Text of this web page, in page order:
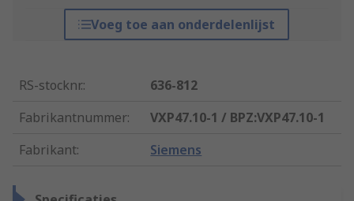
Voeg toe aan onderdelenlijst
RS-stocknr.:
636-812
Fabrikantnummer:
VXP47.10-1 / BPZ:VXP47.10-1
Fabrikant: Siemens